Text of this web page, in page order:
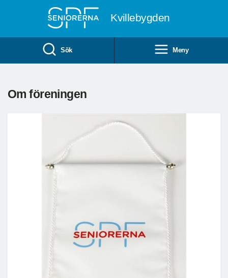
Kvillebygden
Sök Meny
Om föreningen